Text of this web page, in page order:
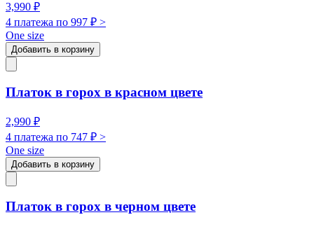
3,990 ₽
4 платежа по 997 ₽ >
One size
Добавить в корзину
Платок в горох в красном цвете
2,990 ₽
4 платежа по 747 ₽ >
One size
Добавить в корзину
Платок в горох в черном цвете